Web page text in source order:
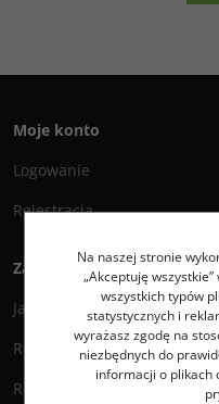
Moje konto
Logowanie
Rejestracja
Zakupy
Jak zamawiać?
Regulamin
Reklamacje i zwroty
Na naszej stronie
„Akceptuję
wszystkich typów
statystycznych i
wyrażasz zgodę na
niezbędnych do
informacji o plikach